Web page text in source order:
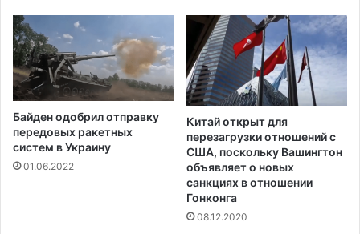
а
п
и
т
к
и
?
Байден одобрил отправку
передовых ракетных
систем в Украину
01.06.2022
Китай открыт для
перезагрузки отношений с
США, поскольку Вашингтон
объявляет о новых
санкциях в отношении
Гонконга
08.12.2020